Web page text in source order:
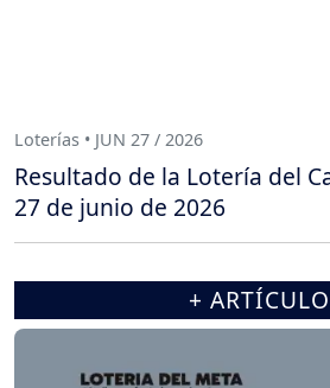
Loterías • JUN 27 / 2026
Resultado de la Lotería del
27 de junio de 2026
+